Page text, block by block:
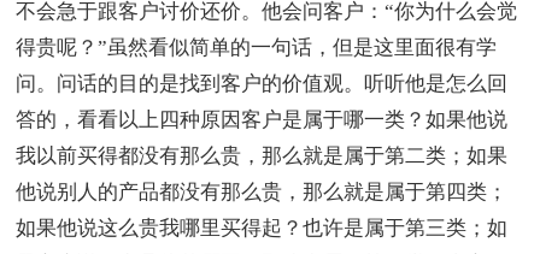
不会急于跟客户讨价还价。他会问客户：“你为什么会觉
得贵呢？”虽然看似简单的一句话，但是这里面很有学
问。问话的目的是找到客户的价值观。听听他是怎么回
答的，看看以上四种原因客户是属于哪一类？如果他说
我以前买得都没有那么贵，那么就是属于第二类；如果
他说别人的产品都没有那么贵，那么就是属于第四类；
如果他说这么贵我哪里买得起？也许是属于第三类；如